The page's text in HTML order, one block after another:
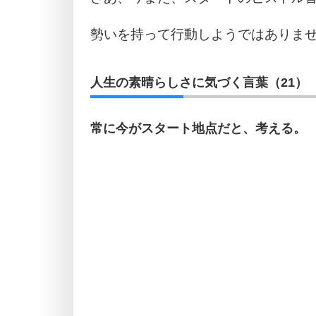
勢いを持って行動しようではありませ
人生の素晴らしさに気づく言葉（21）
常に今がスタート地点だと、考える。